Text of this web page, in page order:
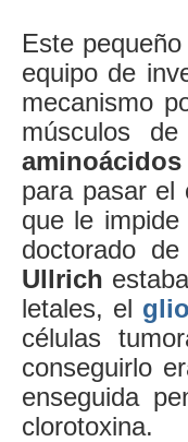
Este
equipo de
mecanismo
músculos
aminoácidos
para pasar el
que le
doctorado
Ullrich
letales, el
células
conseguirlo
enseguida
clorotoxina.